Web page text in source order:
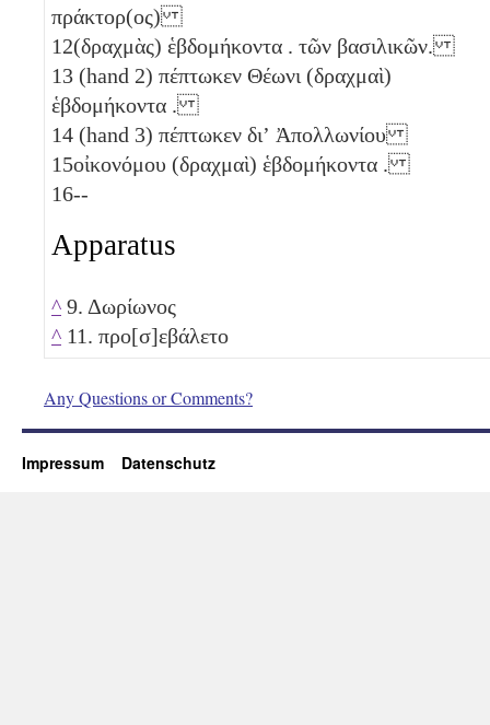
πράκτορ(ος)
12(δραχμὰς) ἑβδομήκοντα . τῶν βασιλικῶν.
13 (hand 2) πέπτωκεν Θέωνι (δραχμαὶ)
ἑβδομήκοντα .
14 (hand 3) πέπτωκεν διʼ Ἀπολλωνίου
15οἰκονόμου (δραχμαὶ) ἑβδομήκοντα .
16--
Apparatus
^ 9. Δωρίωνος
^ 11. προ[σ]εβάλετο
Any Questions or Comments?
Impressum Datenschutz